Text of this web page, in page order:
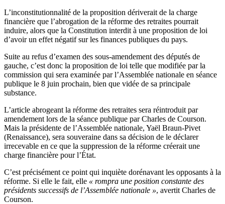
L’inconstitutionnalité de la proposition dériverait de la charge
financière que l’abrogation de la réforme des retraites pourrait
induire, alors que la Constitution interdit à une proposition de loi
d’avoir un effet négatif sur les finances publiques du pays.
Suite au refus d’examen des sous-amendement des députés de
gauche, c’est donc la proposition de loi telle que modifiée par la
commission qui sera examinée par l’Assemblée nationale en séance
publique le 8 juin prochain, bien que vidée de sa principale
substance.
L’article abrogeant la réforme des retraites sera réintroduit par
amendement lors de la séance publique par Charles de Courson.
Mais la présidente de l’Assemblée nationale, Yaël Braun-Pivet
(Renaissance), sera souveraine dans sa décision de le déclarer
irrecevable en ce que la suppression de la réforme créerait une
charge financière pour l’État.
C’est précisément ce point qui inquiète dorénavant les opposants à la
réforme. Si elle le fait, elle « rompra une position constante des
présidents successifs de l’Assemblée nationale », avertit Charles de
Courson.